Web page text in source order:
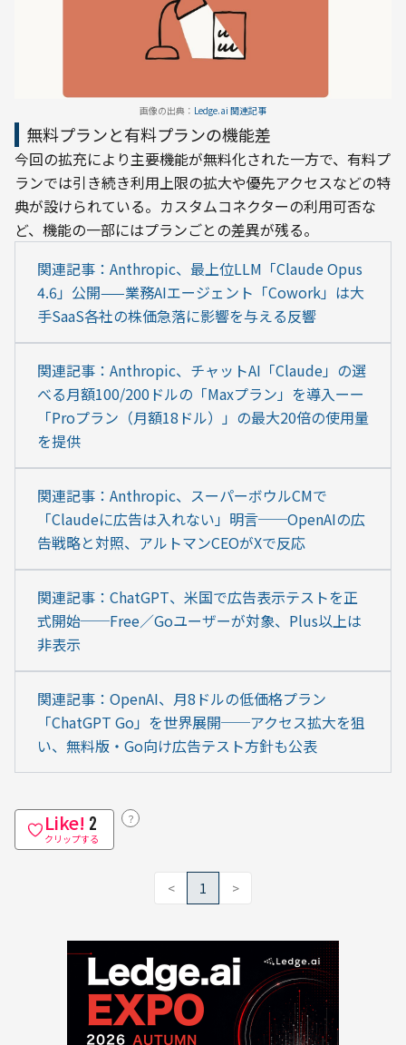
画像の出典： Ledge.ai 関連記事
無料プランと有料プランの機能差
今回の拡充により主要機能が無料化された一方で、有料プ
ランでは引き続き利用上限の拡大や優先アクセスなどの特
典が設けられている。カスタムコネクターの利用可否な
ど、機能の一部にはプランごとの差異が残る。
関連記事：Anthropic、最上位LLM「Claude Opus
4.6」公開——業務AIエージェント「Cowork」は大
手SaaS各社の株価急落に影響を与える反響
関連記事：Anthropic、チャットAI「Claude」の選
べる月額100/200ドルの「Maxプラン」を導入ーー
「Proプラン（月額18ドル）」の最大20倍の使用量
を提供
関連記事：Anthropic、スーパーボウルCMで
「Claudeに広告は入れない」明言──OpenAIの広
告戦略と対照、アルトマンCEOがXで反応
関連記事：ChatGPT、米国で広告表示テストを正
式開始──Free／Goユーザーが対象、Plus以上は
非表示
関連記事：OpenAI、月8ドルの低価格プラン
「ChatGPT Go」を世界展開──アクセス拡大を狙
い、無料版・Go向け広告テスト方針も公表
Like! 2
クリップする
？
< 1 >